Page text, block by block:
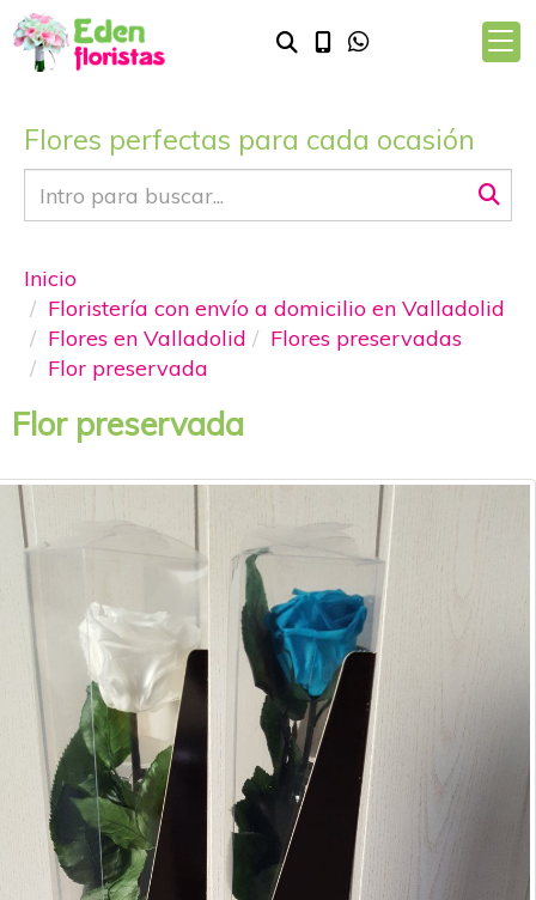
Flores perfectas para cada ocasión
Inicio
Floristería con envío a domicilio en Valladolid
Flores en Valladolid
Flores preservadas
Flor preservada
Flor preservada